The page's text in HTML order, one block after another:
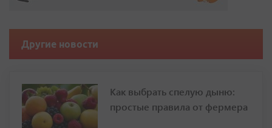
Другие новости
Как выбрать спелую дыню:
простые правила от фермера